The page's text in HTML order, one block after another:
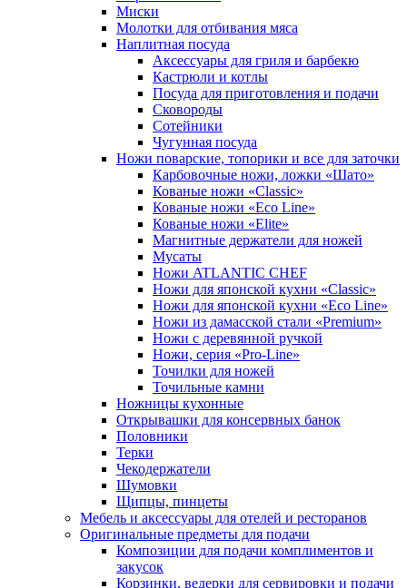
Миски
Молотки для отбивания мяса
Наплитная посуда
Аксессуары для гриля и барбекю
Кастрюли и котлы
Посуда для приготовления и подачи
Сковороды
Сотейники
Чугунная посуда
Ножи поварские, топорики и все для заточки
Карбовочные ножи, ложки «Шато»
Кованые ножи «Classic»
Кованые ножи «Eco Line»
Кованые ножи «Elite»
Магнитные держатели для ножей
Мусаты
Ножи ATLANTIC CHEF
Ножи для японской кухни «Classic»
Ножи для японской кухни «Eco Line»
Ножи из дамасской стали «Premium»
Ножи с деревянной ручкой
Ножи, серия «Pro-Line»
Точилки для ножей
Точильные камни
Ножницы кухонные
Открывашки для консервных банок
Половники
Терки
Чекодержатели
Шумовки
Щипцы, пинцеты
Мебель и аксессуары для отелей и ресторанов
Оригинальные предметы для подачи
Композиции для подачи комплиментов и
закусок
Корзинки, ведерки для сервировки и подачи